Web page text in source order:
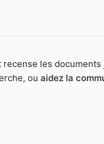
recense les
ou aidez la